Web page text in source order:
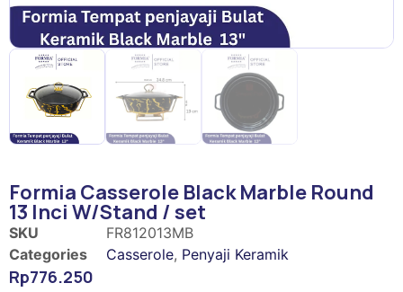
Formia Casserole Black Marble Round
13 Inci W/Stand / set
SKU
FR812013MB
Categories
Casserole, Penyaji Keramik
Rp776.250